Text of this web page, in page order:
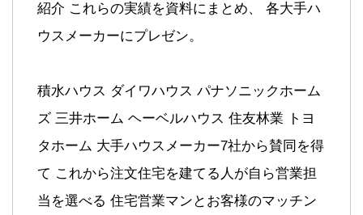
紹介 これらの実績を資料にまとめ、 各大手ハ
ウスメーカーにプレゼン。
積水ハウス ダイワハウス パナソニックホーム
ズ 三井ホーム ヘーベルハウス 住友林業 トヨ
タホーム 大手ハウスメーカー7社から賛同を得
て これから注文住宅を建てる人が自ら営業担
当を選べる 住宅営業マンとお客様のマッチン